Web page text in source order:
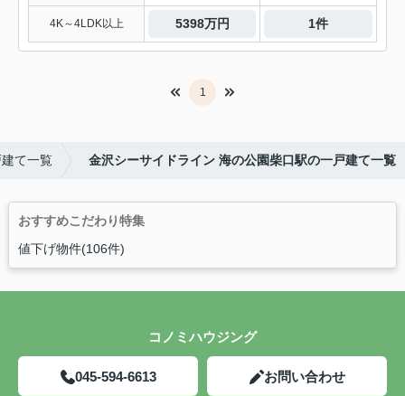
4K～4LDK以上 5398万円 1件
1
て一覧 金沢シーサイドライン 海の公園柴口駅の一戸建て一覧
おすすめこだわり特集
値下げ物件(106件)
コノミハウジング
045-594-6613 お問い合わせ